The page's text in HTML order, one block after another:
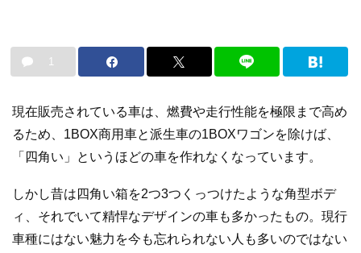
1
現在販売されている車は、燃費や走行性能を極限まで高め
るため、1BOX商用車と派生車の1BOXワゴンを除けば、
「四角い」というほどの車を作れなくなっています。
しかし昔は四角い箱を2つ3つくっつけたような角型ボデ
ィ、それでいて精悍なデザインの車も多かったもの。現行
車種にはない魅力を今も忘れられない人も多いのではない